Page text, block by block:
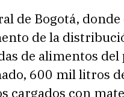
de Bogotá,
de la
de alimentos
600 mil litros
cargados con